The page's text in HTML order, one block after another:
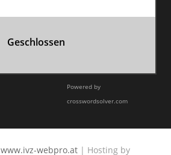
Geschlossen
Powered by
crosswordsolver.com
www.ivz-webpro.at | Hosting by